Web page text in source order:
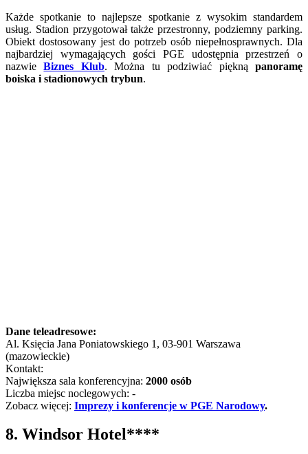
Każde spotkanie to najlepsze spotkanie z wysokim standardem
usług. Stadion przygotował także przestronny, podziemny parking.
Obiekt dostosowany jest do potrzeb osób niepełnosprawnych. Dla
najbardziej wymagających gości PGE udostępnia przestrzeń o
nazwieBiznes Klub. Można tu podziwiać pięknąpanoramę
boiska i stadionowych trybun.
Dane teleadresowe:
Al. Księcia Jana Poniatowskiego 1, 03-901 Warszawa
(mazowieckie)
Kontakt:
Największa sala konferencyjna: 2000 osób
Liczba miejsc noclegowych: -
Zobacz więcej: Imprezy i konferencje w PGE Narodowy.
8. Windsor Hotel****